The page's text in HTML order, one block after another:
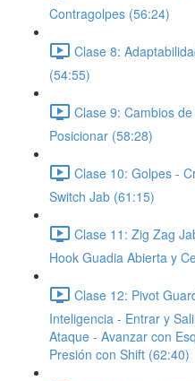
Contragolpes (56:24)
Clase 8:
(54:55)
Clase 9: Cambios
Posicionar (58:28)
Clase 10: Golpes -
Switch Jab (61:15)
Clase 11: Zig Zag
Hook Guadia Abierta y
Clase 12: Pivot
Inteligencia - Entrar y
Ataque - Avanzar con
Presión con Shift (62:40)